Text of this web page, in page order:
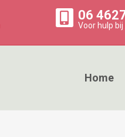
06
Voor hulp
Home